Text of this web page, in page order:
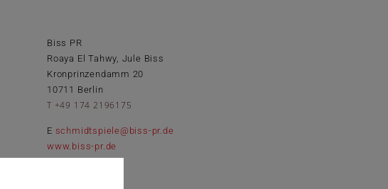
Biss PR
Roaya El Tahwy, Jule Biss
Kronprinzendamm 20
10711 Berlin
T +49 174 2196175
E schmidtspiele@biss-pr.de
www.biss-pr.de